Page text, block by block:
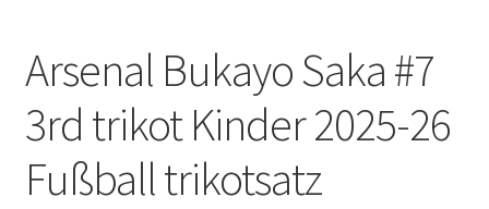
Arsenal Bukayo Saka #7
3rd trikot Kinder 2025-26
Fußball trikotsatz